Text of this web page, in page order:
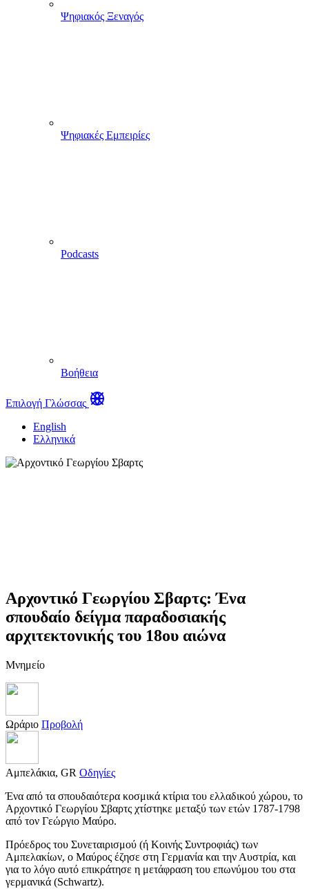
Ψηφιακός Ξεναγός
Ψηφιακές Εμπειρίες
Podcasts
Βοήθεια
Επιλογή Γλώσσας
English
Ελληνικά
Αρχοντικό Γεωργίου Σβαρτς: Ένα
σπουδαίο δείγμα παραδοσιακής
αρχιτεκτονικής του 18ου αιώνα
Μνημείο
Ωράριο Προβολή
Αμπελάκια, GR Οδηγίες
Ένα από τα σπουδαιότερα κοσμικά κτίρια του ελλαδικού χώρου, το
Αρχοντικό Γεωργίου Σβαρτς χτίστηκε μεταξύ των ετών 1787-1798
από τον Γεώργιο Μαύρο.
Πρόεδρος του Συνεταιρισμού (ή Κοινής Συντροφιάς) των
Αμπελακίων, ο Μαύρος έζησε στη Γερμανία και την Αυστρία, και
για το λόγο αυτό επικράτησε η μετάφραση του επωνύμου του στα
γερμανικά (Schwartz).